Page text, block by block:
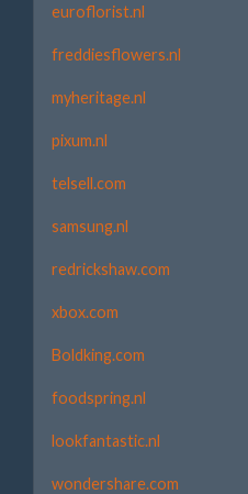
euroflorist.nl
freddiesflowers.nl
myheritage.nl
pixum.nl
telsell.com
samsung.nl
redrickshaw.com
xbox.com
Boldking.com
foodspring.nl
lookfantastic.nl
wondershare.com